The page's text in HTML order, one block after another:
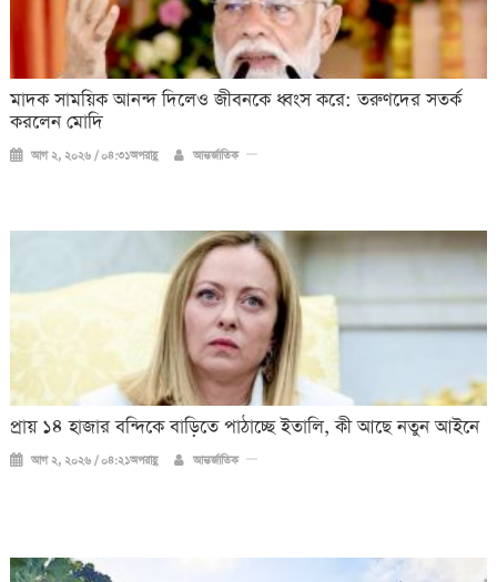
মাদক সাময়িক আনন্দ দিলেও জীবনকে ধ্বংস করে: তরুণদের সতর্ক
করলেন মোদি
আগ ২, ২০২৬ / ০৪:৩১অপরাহ্ণ আন্তর্জাতিক
প্রায় ১৪ হাজার বন্দিকে বাড়িতে পাঠাচ্ছে ইতালি, কী আছে নতুন আইনে
আগ ২, ২০২৬ / ০৪:২১অপরাহ্ণ আন্তর্জাতিক